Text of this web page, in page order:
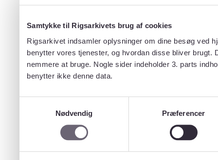
Samtykke til Rigsarkivets brug af cookies
Rigsarkivet indsamler oplysninger om dine besøg ved
benytter vores tjenester, og hvordan disse bliver
nemmere at bruge. Nogle sider indeholder 3. parts
benytter ikke denne data.
Nødvendig
Præferencer